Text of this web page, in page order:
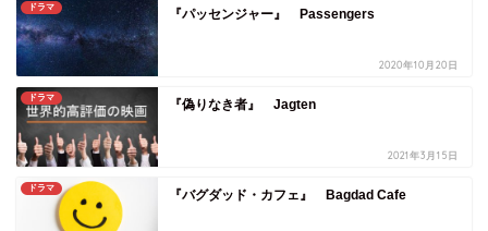
ドラマ 『パッセンジャー』 Passengers
2020年10月20日
ドラマ 『偽りなき者』 Jagten
2021年3月15日
ドラマ 『バグダッド・カフェ』 Bagdad Cafe